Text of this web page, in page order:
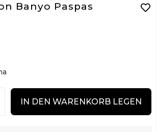
Banyo Paspas
IN DEN WARENKORB LEGEN